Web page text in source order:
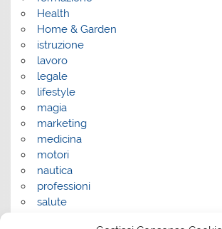
Health
Home & Garden
istruzione
lavoro
legale
lifestyle
magia
marketing
medicina
motori
nautica
professioni
salute